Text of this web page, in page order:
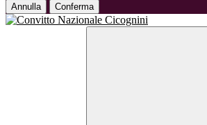
Annulla Conferma